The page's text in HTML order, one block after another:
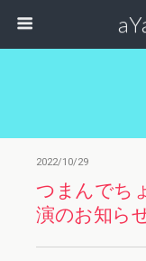
2022/10/29
つまんでち
演のお知ら